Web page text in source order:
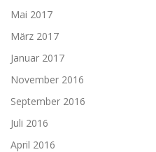
Mai 2017
März 2017
Januar 2017
November 2016
September 2016
Juli 2016
April 2016